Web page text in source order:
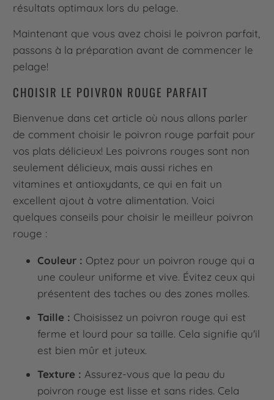
résultats optimaux lors du pelage.
Maintenant que vous avez choisi le poivron parfait,
passons à la préparation avant de commencer le
pelage!
CHOISIR LE POIVRON ROUGE PARFAIT
Bienvenue dans cet article où nous allons parler
de comment choisir le poivron rouge parfait pour
vos plats délicieux! Les poivrons rouges sont non
seulement délicieux, mais aussi riches en
vitamines et antioxydants, ce qui en fait un
excellent ajout à votre alimentation. Voici
quelques conseils pour choisir le meilleur poivron
rouge :
Couleur : Optez pour un poivron rouge qui a
une couleur uniforme et vive. Évitez ceux qui
présentent des taches ou des zones molles.
Taille : Choisissez un poivron rouge qui est
ferme et lourd pour sa taille. Cela signifie qu'il
est bien mûr et juteux.
Texture : Assurez-vous que la peau du
poivron rouge est lisse et sans rides. Cela